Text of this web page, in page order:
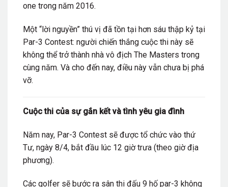
one trong năm 2016.
Một “lời nguyền” thú vị đã tồn tại hơn sáu thập kỷ tại
Par-3 Contest: người chiến thắng cuộc thi này sẽ
không thể trở thành nhà vô địch The Masters trong
cùng năm. Và cho đến nay, điều này vẫn chưa bị phá
vỡ.
Cuộc thi của sự gắn kết và tình yêu gia đình
Năm nay, Par-3 Contest sẽ được tổ chức vào thứ
Tư, ngày 8/4, bắt đầu lúc 12 giờ trưa (theo giờ địa
phương).
Các golfer sẽ bước ra sân thi đấu 9 hố par-3 không